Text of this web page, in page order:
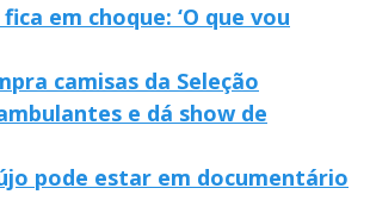
em choque: ‘O que vou
camisas da Seleção
e dá show de
pode estar em documentário